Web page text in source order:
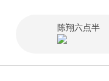
陈翔六点半